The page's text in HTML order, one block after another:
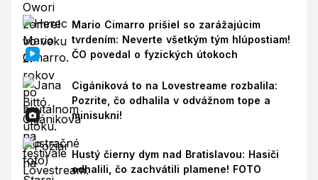
Mario Cimarro prišiel so zarážajúcim
tvrdením: Neverte všetkým tým hlúpostiam!
ČO povedal o fyzických útokoch
Cigániková to na Lovestreame rozbalila:
Pozrite, čo odhalila v odvážnom tope a
minisukni!
Hustý čierny dym nad Bratislavou: Hasiči
odhalili, čo zachvátili plamene! FOTO